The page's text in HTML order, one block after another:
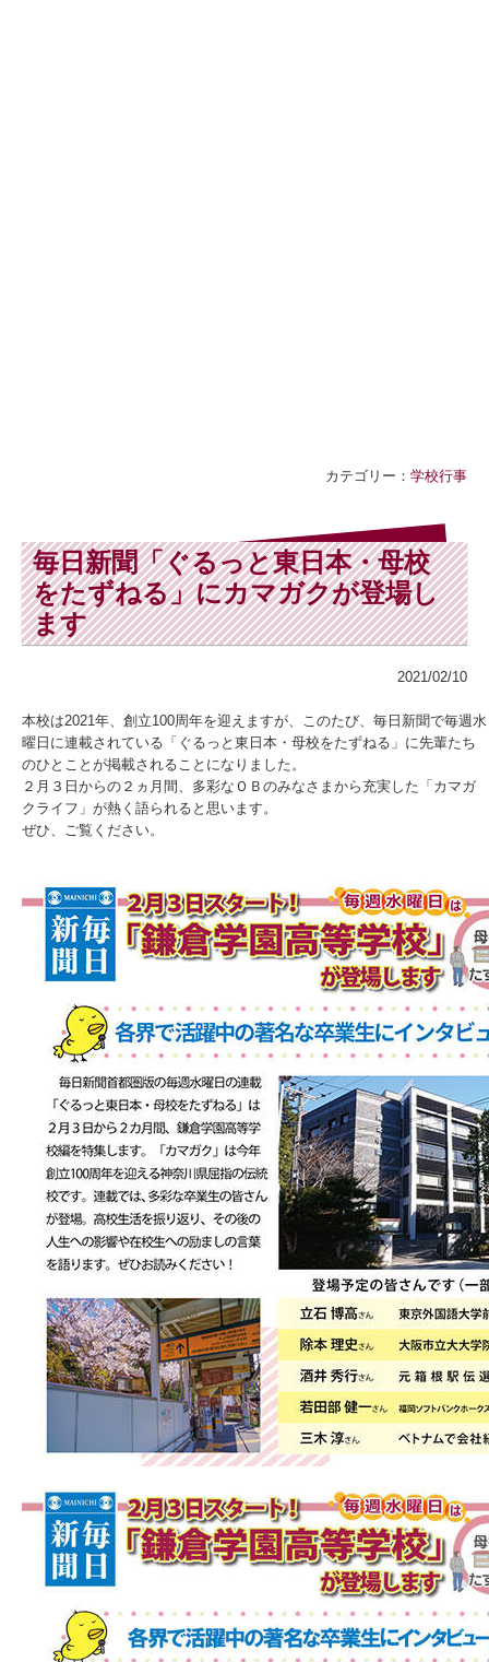
カテゴリー： 学校行事
毎日新聞「ぐるっと東日本・母校
をたずねる」にカマガクが登場し
ます
2021/02/10
本校は2021年、創立100周年を迎えますが、このたび、毎日新聞で毎週水
曜日に連載されている「ぐるっと東日本・母校をたずねる」に先輩たち
のひとことが掲載されることになりました。
２月３日からの２ヵ月間、多彩なＯＢのみなさまから充実した「カマガ
クライフ」が熱く語られると思います。
ぜひ、ご覧ください。